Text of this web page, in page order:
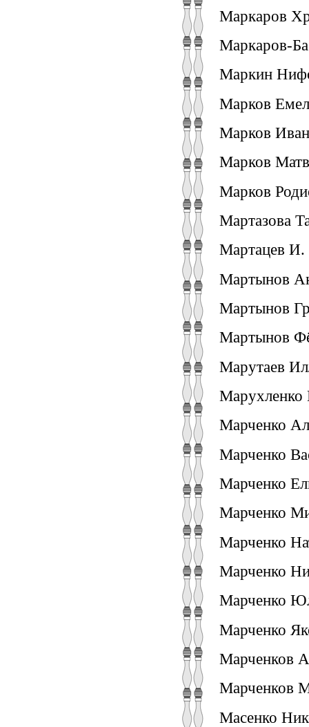
Маркаров
Маркаров-
Маркин
Марков
Марков Иван
Марков
Марков
Мартазова
Мартацев И.
Мартынов
Мартынов
Мартынов
Марутаев
Марухленко
Марченко
Марченко
Марченко
Марченко
Марченко
Марченко
Марченко
Марченко
Марченков
Марченков
Масенко